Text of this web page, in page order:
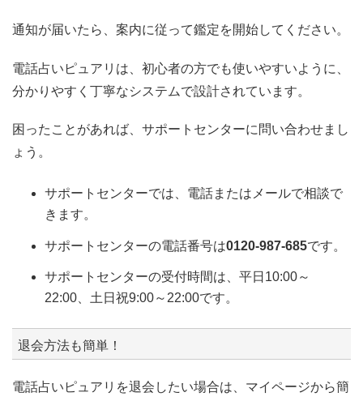
通知が届いたら、案内に従って鑑定を開始してください。
電話占いピュアリは、初心者の方でも使いやすいように、
分かりやすく丁寧なシステムで設計されています。
困ったことがあれば、サポートセンターに問い合わせまし
ょう。
サポートセンターでは、電話またはメールで相談で
きます。
サポートセンターの電話番号は0120-987-685です。
サポートセンターの受付時間は、平日10:00～
22:00、土日祝9:00～22:00です。
退会方法も簡単！
電話占いピュアリを退会したい場合は、マイページから簡